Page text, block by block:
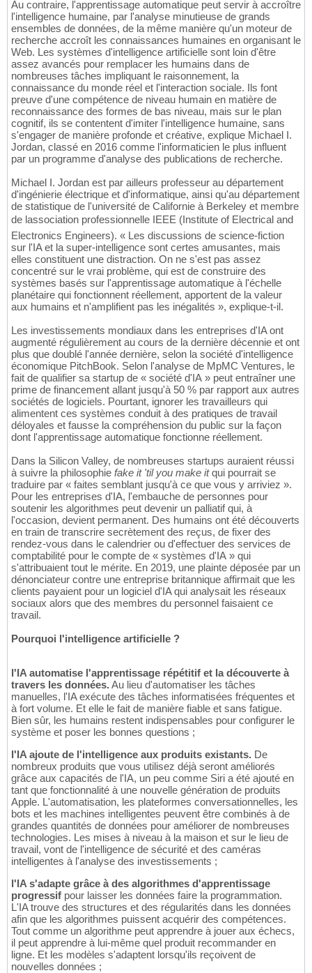
Au contraire, l'apprentissage automatique peut servir à accroître
l'intelligence humaine, par l'analyse minutieuse de grands
ensembles de données, de la même manière qu'un moteur de
recherche accroît les connaissances humaines en organisant le
Web. Les systèmes d'intelligence artificielle sont loin d'être
assez avancés pour remplacer les humains dans de
nombreuses tâches impliquant le raisonnement, la
connaissance du monde réel et l'interaction sociale. Ils font
preuve d'une compétence de niveau humain en matière de
reconnaissance des formes de bas niveau, mais sur le plan
cognitif, ils se contentent d'imiter l'intelligence humaine, sans
s'engager de manière profonde et créative, explique Michael I.
Jordan, classé en 2016 comme l'informaticien le plus influent
par un programme d'analyse des publications de recherche.
Michael I. Jordan est par ailleurs professeur au département
d'ingénierie électrique et d'informatique, ainsi qu'au département
de statistique de l'université de Californie à Berkeley et membre
de lassociation professionnelle IEEE (Institute of Electrical and
Electronics Engineers). « Les discussions de science-fiction
sur l'IA et la super-intelligence sont certes amusantes, mais
elles constituent une distraction. On ne s'est pas assez
concentré sur le vrai problème, qui est de construire des
systèmes basés sur l'apprentissage automatique à l'échelle
planétaire qui fonctionnent réellement, apportent de la valeur
aux humains et n'amplifient pas les inégalités », explique-t-il.
Les investissements mondiaux dans les entreprises d'IA ont
augmenté régulièrement au cours de la dernière décennie et ont
plus que doublé l'année dernière, selon la société d'intelligence
économique PitchBook. Selon l'analyse de MpMC Ventures, le
fait de qualifier sa startup de « société d'IA » peut entraîner une
prime de financement allant jusqu'à 50 % par rapport aux autres
sociétés de logiciels. Pourtant, ignorer les travailleurs qui
alimentent ces systèmes conduit à des pratiques de travail
déloyales et fausse la compréhension du public sur la façon
dont l'apprentissage automatique fonctionne réellement.
Dans la Silicon Valley, de nombreuses startups auraient réussi
à suivre la philosophie fake it 'til you make itqui pourrait se
traduire par « faites semblant jusqu'à ce que vous y arriviez ».
Pour les entreprises d'IA, l'embauche de personnes pour
soutenir les algorithmes peut devenir un palliatif qui, à
l'occasion, devient permanent. Des humains ont été découverts
en train de transcrire secrètement des reçus, de fixer des
rendez-vous dans le calendrier ou d'effectuer des services de
comptabilité pour le compte de « systèmes d'IA » qui
s'attribuaient tout le mérite. En 2019, une plainte déposée par un
dénonciateur contre une entreprise britannique affirmait que les
clients payaient pour un logiciel d'IA qui analysait les réseaux
sociaux alors que des membres du personnel faisaient ce
travail.
Pourquoi l'intelligence artificielle ?
l'IA automatise l'apprentissage répétitif et la découverte à
travers les données.Au lieu d'automatiser les tâches
manuelles, l'IA exécute des tâches informatisées fréquentes et
à fort volume. Et elle le fait de manière fiable et sans fatigue.
Bien sûr, les humains restent indispensables pour configurer le
système et poser les bonnes questions ;
l'IA ajoute de l'intelligence aux produits existants. De
nombreux produits que vous utilisez déjà seront améliorés
grâce aux capacités de l'IA, un peu comme Siri a été ajouté en
tant que fonctionnalité à une nouvelle génération de produits
Apple. L'automatisation, les plateformes conversationnelles, les
bots et les machines intelligentes peuvent être combinés à de
grandes quantités de données pour améliorer de nombreuses
technologies. Les mises à niveau à la maison et sur le lieu de
travail, vont de l'intelligence de sécurité et des caméras
intelligentes à l'analyse des investissements ;
l'IA s'adapte grâce à des algorithmes d'apprentissage
progressif pour laisser les données faire la programmation.
L'IA trouve des structures et des régularités dans les données
afin que les algorithmes puissent acquérir des compétences.
Tout comme un algorithme peut apprendre à jouer aux échecs,
il peut apprendre à lui-même quel produit recommander en
ligne. Et les modèles s'adaptent lorsqu'ils reçoivent de
nouvelles données ;